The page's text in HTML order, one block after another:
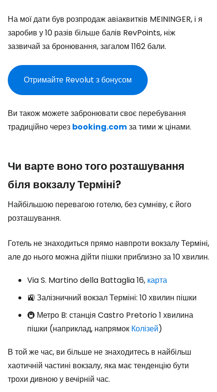
На мої дати був розпродаж авіаквитків MEININGER, і я
заробив у 10 разів більше балів RevPoints, ніж
зазвичай за бронювання, загалом 1162 бали.
Отримайте Revolut з бонусом
Ви також можете забронювати своє перебування
традиційно через booking.comза тими ж цінами.
Чи варте воно того розташування
біля вокзалу Терміні?
Найбільшою перевагою готелю, без сумніву, є його
розташування.
Готель не знаходиться прямо навпроти вокзалу Терміні,
але до нього можна дійти пішки приблизно за 10 хвилин.
Via S. Martino della Battaglia 16, карта
🚉 Залізничний вокзал Терміні: 10 хвилин пішки
🚇 Метро B: станція Castro Pretorio 1 хвилина
пішки (наприклад, напрямок Колізей)
В той же час, ви більше не знаходитесь в найбільш
хаотичній частині вокзалу, яка має тенденцію бути
трохи дивною у вечірній час.